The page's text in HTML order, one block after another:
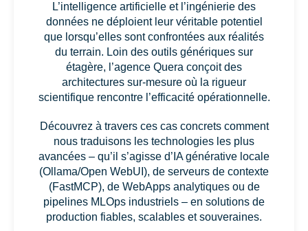
L’intelligence artificielle et l’ingénierie des
données ne déploient leur véritable potentiel
que lorsqu’elles sont confrontées aux réalités
du terrain. Loin des outils génériques sur
étagère, l’agence Quera conçoit des
architectures sur-mesure où la rigueur
scientifique rencontre l’efficacité opérationnelle.
Découvrez à travers ces cas concrets comment
nous traduisons les technologies les plus
avancées – qu’il s’agisse d’IA générative locale
(Ollama/Open WebUI), de serveurs de contexte
(FastMCP), de WebApps analytiques ou de
pipelines MLOps industriels – en solutions de
production fiables, scalables et souveraines.